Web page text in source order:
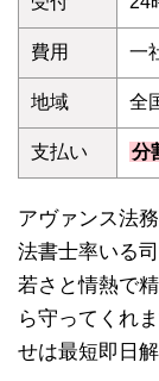
費用 一
地域 全
支払い 分
アヴァンス法
法書士率いる
若さと情熱で
ら守ってくれ
せは最短即日解